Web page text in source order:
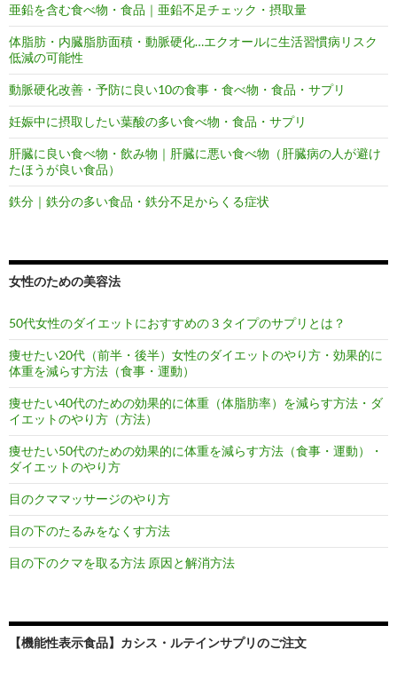
亜鉛を含む食べ物・食品｜亜鉛不足チェック・摂取量
体脂肪・内臓脂肪面積・動脈硬化…エクオールに生活習慣病リスク
低減の可能性
動脈硬化改善・予防に良い10の食事・食べ物・食品・サプリ
妊娠中に摂取したい葉酸の多い食べ物・食品・サプリ
肝臓に良い食べ物・飲み物｜肝臓に悪い食べ物（肝臓病の人が避け
たほうが良い食品）
鉄分｜鉄分の多い食品・鉄分不足からくる症状
女性のための美容法
50代女性のダイエットにおすすめの３タイプのサプリとは？
痩せたい20代（前半・後半）女性のダイエットのやり方・効果的に
体重を減らす方法（食事・運動）
痩せたい40代のための効果的に体重（体脂肪率）を減らす方法・ダ
イエットのやり方（方法）
痩せたい50代のための効果的に体重を減らす方法（食事・運動）・
ダイエットのやり方
目のクママッサージのやり方
目の下のたるみをなくす方法
目の下のクマを取る方法 原因と解消方法
【機能性表示食品】カシス・ルテインサプリのご注文